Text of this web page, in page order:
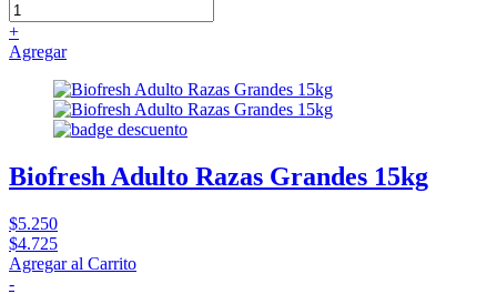
+
Agregar
Biofresh Adulto Razas Grandes 15kg
$5.250
$4.725
Agregar al Carrito
-